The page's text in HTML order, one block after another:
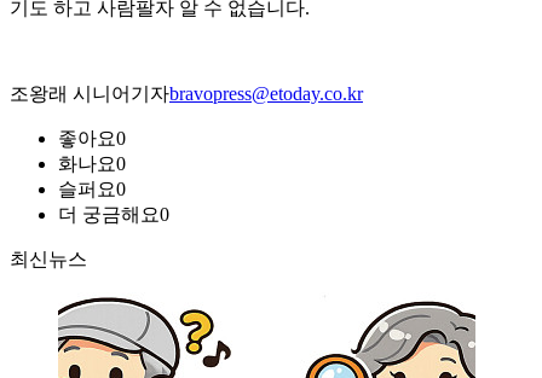
기도 하고 사람팔자 알 수 없습니다.
조왕래 시니어기자bravopress@etoday.co.kr
좋아요0
화나요0
슬퍼요0
더 궁금해요0
최신뉴스